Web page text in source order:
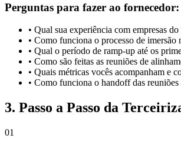
Perguntas para fazer ao fornecedor:
• Qual sua experiência com empresas
• Como funciona o processo de imersão
• Qual o período de ramp-up até os
• Como são feitas as reuniões de
• Quais métricas vocês acompanham e
• Como funciona o handoff das reuniões
3. Passo a Passo da
01